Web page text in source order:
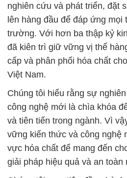
nghiên cứu và phát triển, đặt
lên hàng đầu để đáp ứng mọi
trường. Với hơn ba thập kỷ
đã kiên trì giữ vững vị thế
cấp và phân phối hóa chất
Việt Nam.
Chúng tôi hiểu rằng sự
công nghệ mới là chìa khóa
và tiên tiến trong ngành. Vì
vững kiến thức và công nghệ
vực hóa chất để mang đến
giải pháp hiệu quả và an toàn